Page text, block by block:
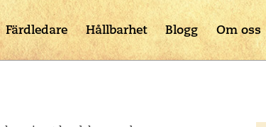
Färdledare Hållbarhet Blogg Om oss